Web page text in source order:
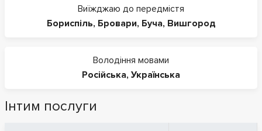
Виїжджаю до передмістя
Бориспіль, Бровари, Буча, Вишгород
Володіння мовами
Російська, Українська
Інтим послуги